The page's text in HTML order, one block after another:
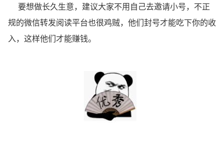
要想做长久生意，建议大家不用自己去邀请小号，不正
规的微信转发阅读平台也很鸡贼，他们封号才能吃下你的收
入，这样他们才能赚钱。